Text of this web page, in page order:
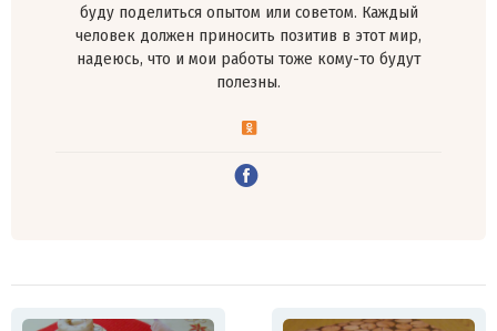
буду поделиться опытом или советом. Каждый
человек должен приносить позитив в этот мир,
надеюсь, что и мои работы тоже кому-то будут
полезны.